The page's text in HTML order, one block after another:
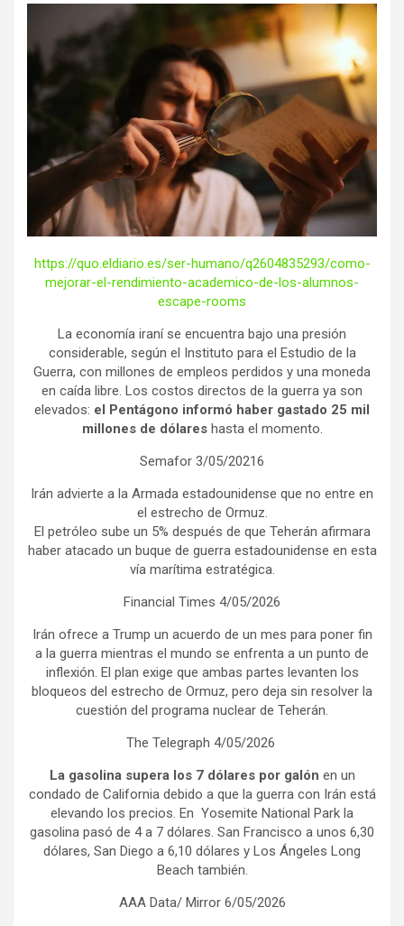
https://quo.eldiario.es/ser-humano/q2604835293/como-
mejorar-el-rendimiento-academico-de-los-alumnos-
escape-rooms
La economía iraní se encuentra bajo una presión
considerable, según el Instituto para el Estudio de la
Guerra, con millones de empleos perdidos y una moneda
en caída libre. Los costos directos de la guerra ya son
elevados: el Pentágono informó haber gastado 25 mil
millones de dólares hasta el momento.
Semafor 3/05/20216
Irán advierte a la Armada estadounidense que no entre en
el estrecho de Ormuz.
El petróleo sube un 5% después de que Teherán afirmara
haber atacado un buque de guerra estadounidense en esta
vía marítima estratégica.
Financial Times 4/05/2026
Irán ofrece a Trump un acuerdo de un mes para poner fin
a la guerra mientras el mundo se enfrenta a un punto de
inflexión. El plan exige que ambas partes levanten los
bloqueos del estrecho de Ormuz, pero deja sin resolver la
cuestión del programa nuclear de Teherán.
The Telegraph 4/05/2026
La gasolina supera los 7 dólares por galón en un
condado de California debido a que la guerra con Irán está
elevando los precios. En Yosemite National Park la
gasolina pasó de 4 a 7 dólares. San Francisco a unos 6,30
dólares, San Diego a 6,10 dólares y Los Ángeles Long
Beach también.
AAA Data/ Mirror 6/05/2026